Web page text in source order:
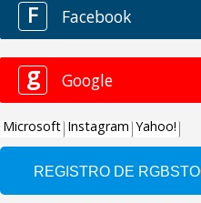
F Facebook
g Google
Microsoft Instagram Yahoo!